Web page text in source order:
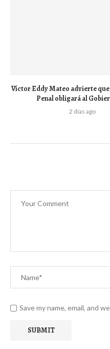
Víctor Eddy Mateo advierte
Penal obligará al
2 días ago
Save my name, email, and